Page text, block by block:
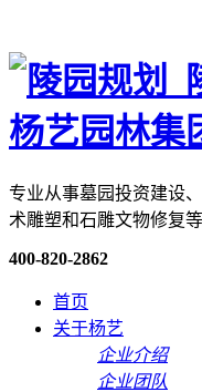
专业从事墓园投资建设
术雕塑和石雕文物修复
400-820-2862
首页
关于杨艺
企业介绍
企业团队